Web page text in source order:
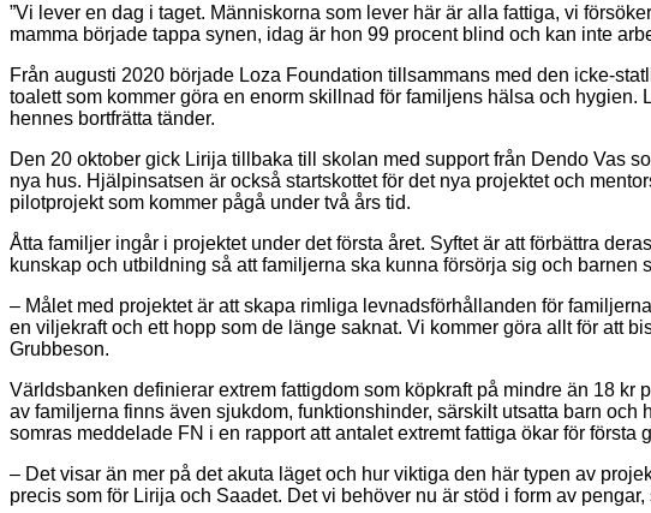
”Vi lever en dag i taget. Människorna som lever här är alla fattiga, vi
mamma började tappa synen, idag är hon 99 procent blind och kan inte
Från augusti 2020 började Loza Foundation tillsammans med den icke-
toalett som kommer göra en enorm skillnad för familjens hälsa och
hennes bortfrätta tänder.
Den 20 oktober gick Lirija tillbaka till skolan med support från Dendo Vas
nya hus. Hjälpinsatsen är också startskottet för det nya projektet och
pilotprojekt som kommer pågå under två års tid.
Åtta familjer ingår i projektet under det första året. Syftet är att förbättra
kunskap och utbildning så att familjerna ska kunna försörja sig och barnen
– Målet med projektet är att skapa rimliga levnadsförhållanden för
en viljekraft och ett hopp som de länge saknat. Vi kommer göra allt för att
Grubbeson.
Världsbanken definierar extrem fattigdom som köpkraft på mindre än 18
av familjerna finns även sjukdom, funktionshinder, särskilt utsatta barn
somras meddelade FN i en rapport att antalet extremt fattiga ökar för första
– Det visar än mer på det akuta läget och hur viktiga den här typen av
precis som för Lirija och Saadet. Det vi behöver nu är stöd i form av